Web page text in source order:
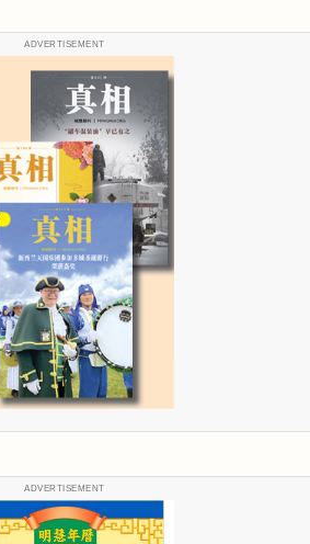
ADVERTISEMENT
ADVERTISEMENT